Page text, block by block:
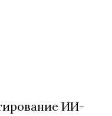
ИИ-